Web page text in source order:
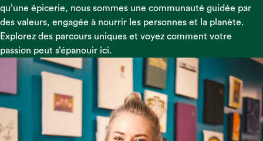
qu’une épicerie, nous sommes une communauté guidée par
des valeurs, engagée à nourrir les personnes et la planète.
Explorez des parcours uniques et voyez comment votre
passion peut s’épanouir ici.